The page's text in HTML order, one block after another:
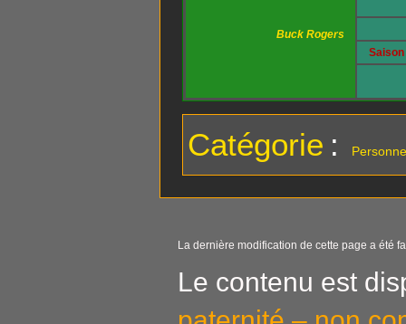
Buck Rogers
Catégorie :
La dernière modification de cette page a été
Le contenu est